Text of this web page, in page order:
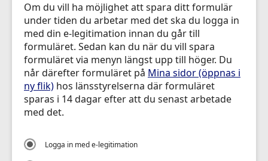
Om du vill ha möjlighet att spara ditt formulär
under tiden du arbetar med det ska du logga in
med din e-legitimation innan du går till
formuläret. Sedan kan du när du vill spara
formuläret via menyn längst upp till höger. Du
når därefter formuläret på Mina sidor (öppnas i
ny flik) hos länsstyrelserna där formuläret
sparas i 14 dagar efter att du senast arbetade
med det.
Logga in med e-legitimation